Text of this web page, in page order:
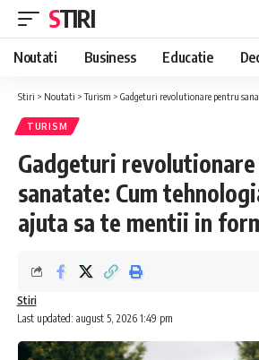
STIRI
Noutati Business Educatie
Stiri > Noutati >Turism > Gadgeturi revolutionare pentru sanatate: Cum
TURISM
Gadgeturi
sanatate: Cum
ajuta sa te mentii in
Last updated: august 5, 2026 1:49 pm
Stiri